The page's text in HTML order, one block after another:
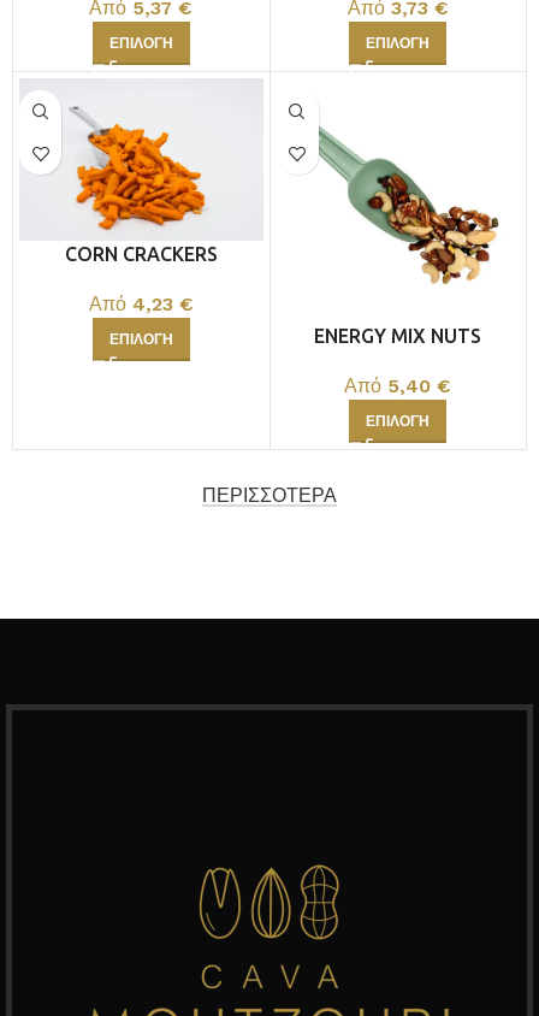
Από 5,37€
ΕΠΙΛΟΓΉ
Από 3,73 €
ΕΠΙΛΟΓΉ
CORN CRACKERS
Από 4,23 €
ΕΠΙΛΟΓΉ ENERGY MIX NUTS
Από 5,40€
ΕΠΙΛΟΓΉ
ΠΕΡΙΣΣΟΤΕΡΑ